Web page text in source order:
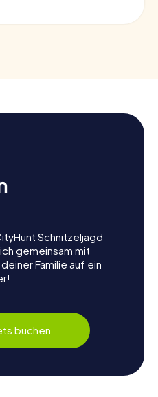
Schnitzeljagd
gemeinsam mit
Familie auf ein
buchen